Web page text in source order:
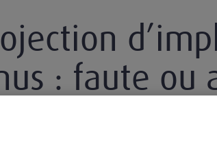
: faute ou